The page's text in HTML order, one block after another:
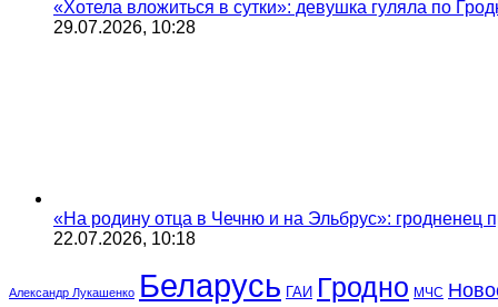
«Хотела вложиться в сутки»: девушка гуляла по
29.07.2026, 10:28
«На родину отца в Чечню и на Эльбрус»: гродненец
22.07.2026, 10:18
Александр Лукашенко Беларусь ГАИ Гродно МЧС